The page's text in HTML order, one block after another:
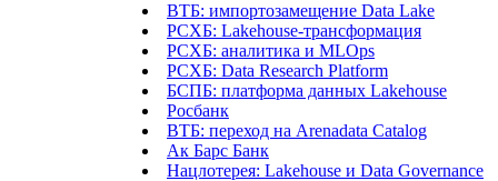
ВТБ: импортозамещение Data Lake
РСХБ: Lakehouse-трансформация
РСХБ: аналитика и MLOps
РСХБ: Data Research Platform
БСПБ: платформа данных Lakehouse
Росбанк
ВТБ: переход на Arenadata Catalog
Ак Барс Банк
Нацлотерея: Lakehouse и Data Governance